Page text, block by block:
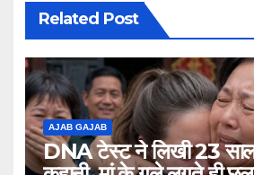
Related Post
AJAB GAJAB
DNA टेस्ट ने लिखी 23 साल